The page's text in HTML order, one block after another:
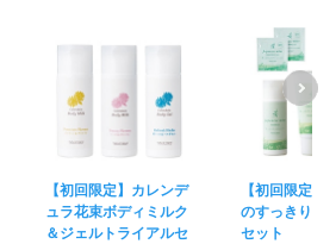
【初回限定】カレンデ
ュラ花束ボディミルク
＆ジェルトライアルセ
【初回限定】
のすっきりト
セット